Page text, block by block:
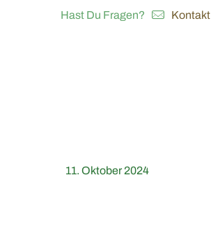
Hast Du Fragen? Kontakt
11. Oktober 2024